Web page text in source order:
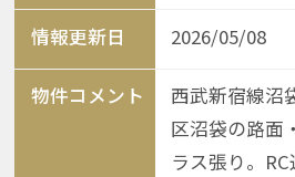
情報更新日 2026/05/08
物件コメント
西武新宿線沼
区沼袋の路面
ラス張り。